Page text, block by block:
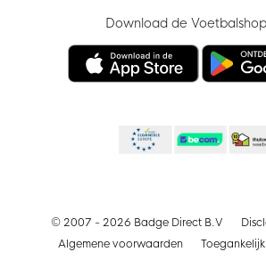
Download de
© 2007 - 2026 Badge Direct B.V
Algemene voorwaarden